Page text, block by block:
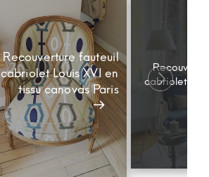
Recouverture fauteuil
cabriolet Louis XVI en
tissu canovas Paris
cabriolet